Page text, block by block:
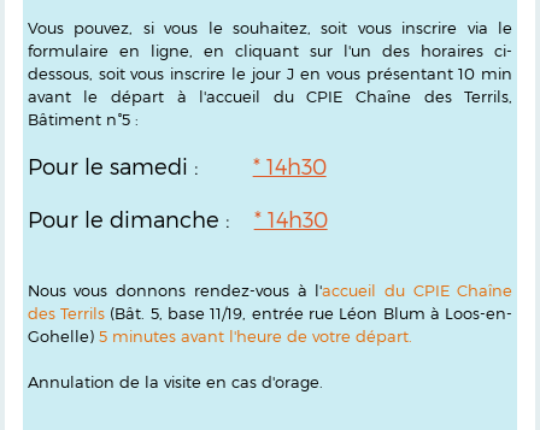
Vous pouvez, si vous le souhaitez, soit vous inscrire via le
formulaire en ligne, en cliquant sur l'un des horaires ci-
dessous, soit vous inscrire le jour J en vous présentant 10 min
avant le départ à l'accueil du CPIE Chaîne des Terrils,
Bâtiment n°5 :
Pour le samedi : * 14h30
Pour le dimanche : * 14h30
Nous vous donnons rendez-vous à l'accueil du CPIE Chaîne
des Terrils(Bât. 5, base 11/19, entrée rue Léon Blum à Loos-en-
Gohelle) 5minutes avant l'heure de votre départ.
Annulation de la visite en cas d'orage.